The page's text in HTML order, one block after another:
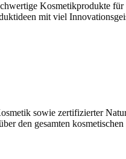
Kosmetikprodukte
mit viel
sowie zertifizierter
den gesamten